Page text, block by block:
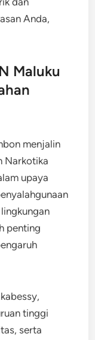
Anda,
Maluku
menjalin
Narkotika
upaya
penting
tinggi
serta